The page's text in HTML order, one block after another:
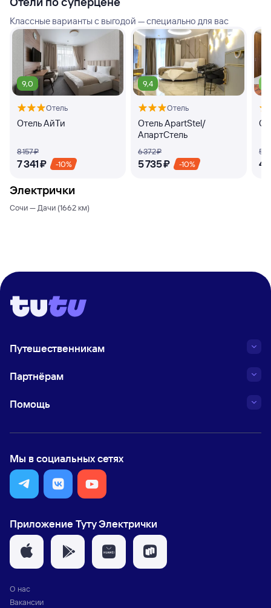
Классные варианты с выгодой — специально для вас
9,0
Отель
Отель АйТи
8 ⁠157 ⁠₽
7 ⁠341 ⁠₽ -10%
9,4
Отель
Отель ApartStel/
АпартСтель
6 ⁠372 ⁠₽
5 ⁠735 ⁠₽ -10%
5
4
Электрички
Сочи — Дачи (1662 км)
Путешественникам
Партнёрам
Помощь
Мы в социальных сетях
Приложение Туту Электрички
О нас
Вакансии